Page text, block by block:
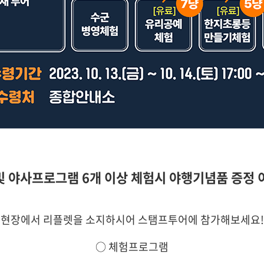
야사프로그램 6개 이상 체험시 야행기념품 증정
현장에서 리플렛을 소지하시어 스탬프투어에 참가해보세요!
○ 체험프로그램